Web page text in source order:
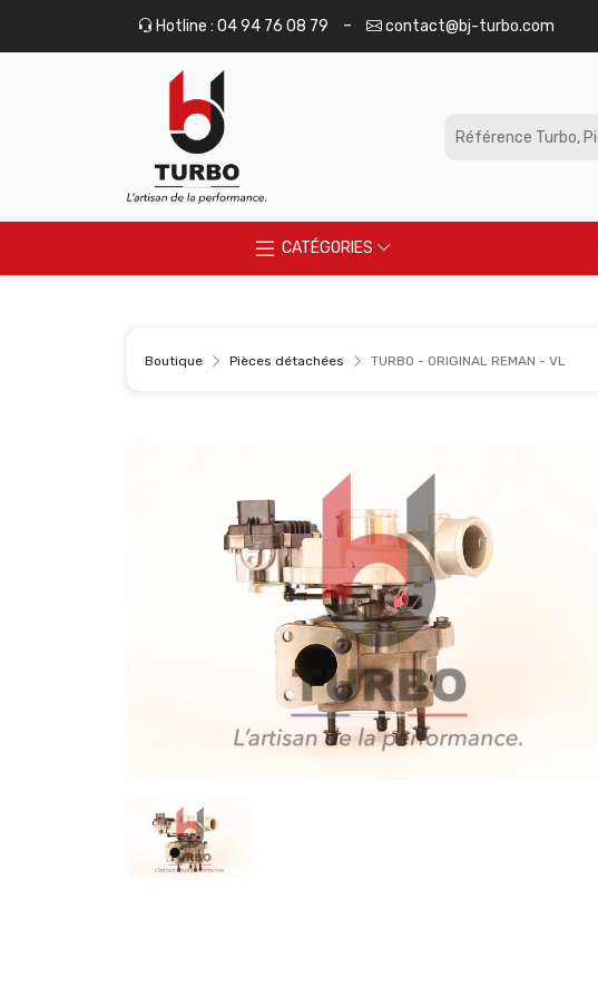
Hotline : 04 94 76 08 79 - contact@bj-turbo.com
CATÉGORIES
Boutique Pièces détachées TURBO - ORIGINAL REMAN - VL
Panneau de gestion des cookies